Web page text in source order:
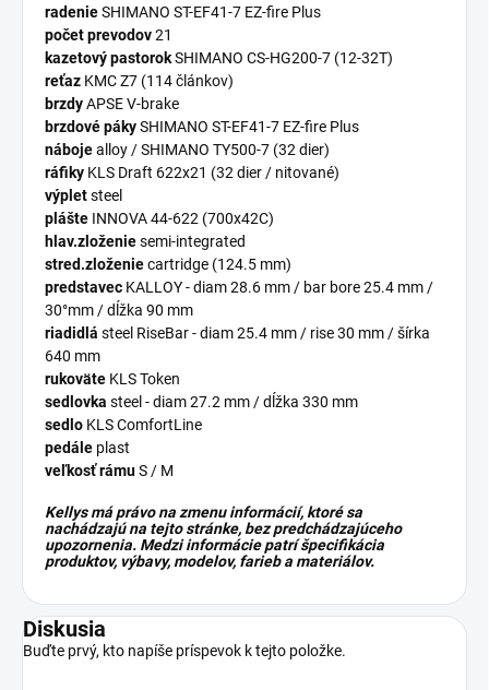
radenieSHIMANO ST-EF41-7 EZ-fire Plus
počet prevodov21
kazetový pastorokSHIMANO CS-HG200-7 (12-32T)
reťaz KMC Z7 (114 článkov)
brzdyAPSE V-brake
brzdové pákySHIMANO ST-EF41-7 EZ-fire Plus
nábojealloy / SHIMANO TY500-7 (32 dier)
ráfiky KLS Draft 622x21 (32 dier / nitované)
výpletsteel
plášte INNOVA 44-622 (700x42C)
hlav.zloženiesemi-integrated
stred.zloženiecartridge (124.5 mm)
predstavec KALLOY - diam 28.6 mm / bar bore 25.4 mm /
30°mm / dĺžka 90 mm
riadidlá steel RiseBar - diam 25.4 mm / rise 30 mm / šírka
640 mm
rukoväte KLS Token
sedlovka steel - diam 27.2 mm / dĺžka 330 mm
sedlo KLS ComfortLine
pedále plast
veľkosť rámuS / M
Kellys má právo na zmenu informácií, ktoré sa
nachádzajú na tejto stránke, bez predchádzajúceho
upozornenia. Medzi informácie patrí špecifikácia
produktov, výbavy, modelov, farieb a materiálov.
Diskusia
Buďte prvý, kto napíše príspevok k tejto položke.